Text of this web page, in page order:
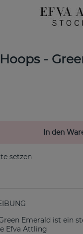
-
In den
Emerald ist ein
Efva Attling